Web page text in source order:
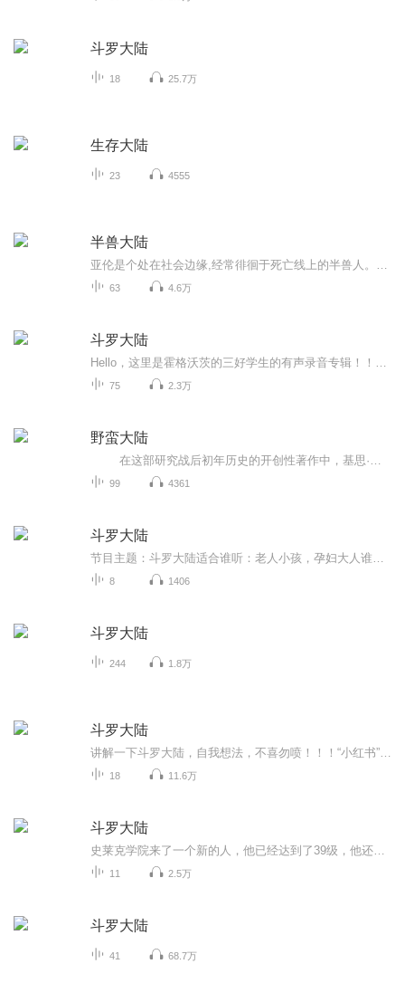
斗罗大陆
18 25.7万
生存大陆
23 4555
半兽大陆
63 4.6万
斗罗大陆
75 2.3万
野蛮大陆
99 4361
斗罗大陆
8 1406
斗罗大陆
244 1.8万
斗罗大陆
18 11.6万
斗罗大陆
11 2.5万
斗罗大陆
41 68.7万